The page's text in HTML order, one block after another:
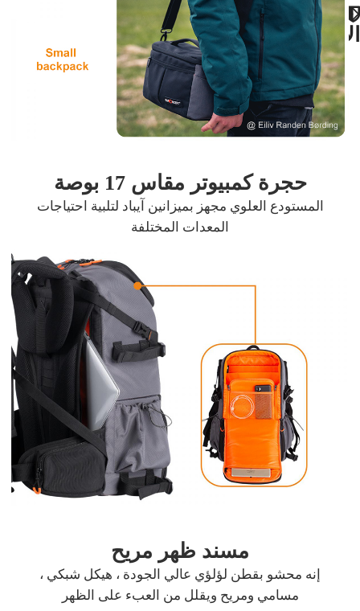
ضمان استعادة
الاموال
دفع امن
حجرة كمبيوتر مقاس 17 بوصة
المستودع العلوي مجهز بميزانين آيباد لتلبية احتياجات
المعدات المختلفة
مسند ظهر مريح
إنه محشو بقطن لؤلؤي عالي الجودة ، هيكل شبكي ،
مسامي ومريح ويقلل من العبء على الظهر